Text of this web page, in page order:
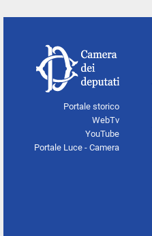
Portale storico
WebTv
YouTube
Portale Luce - Camera